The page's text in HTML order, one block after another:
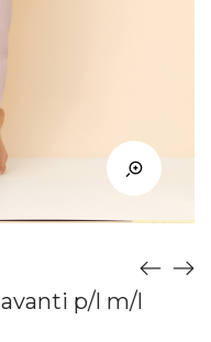
p/l m/l